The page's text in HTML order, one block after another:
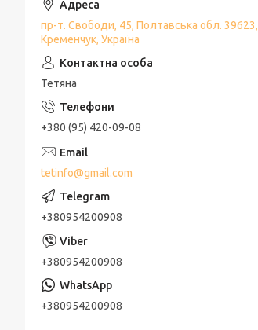
пр-т. Свободи, 45, Полтавська обл. 39623,
Кременчук, Україна
Тетяна
+380 (95) 420-09-08
tetinfo@gmail.com
+380954200908
+380954200908
+380954200908